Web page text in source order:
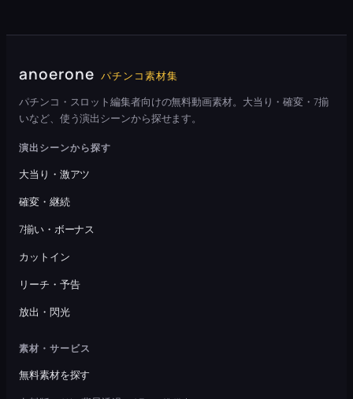
anoerone パチンコ素材集
パチンコ・スロット編集者向けの無料動画素材。大当り・確変・7揃
いなど、使う演出シーンから探せます。
演出シーンから探す
大当り・激アツ
確変・継続
7揃い・ボーナス
カットイン
リーチ・予告
放出・閃光
素材・サービス
無料素材を探す